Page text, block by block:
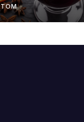
TOM